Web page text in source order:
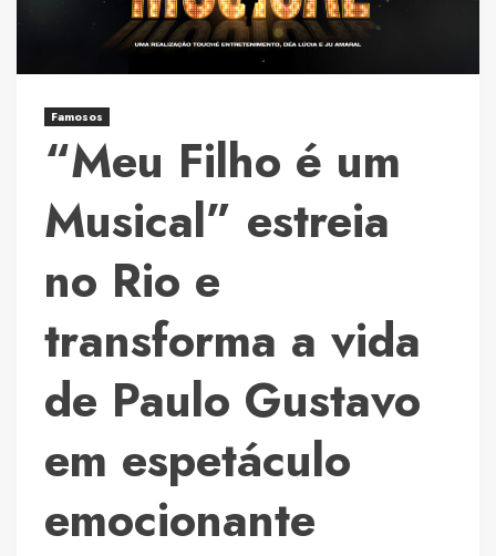
deve
reunir
milhares
feira
em
São
Paulo
Famosos
“Meu Filho é um
Musical” estreia
no Rio e
transforma a vida
de Paulo Gustavo
em espetáculo
emocionante